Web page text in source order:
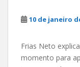
10 de janeiro
Frias Neto
momento para